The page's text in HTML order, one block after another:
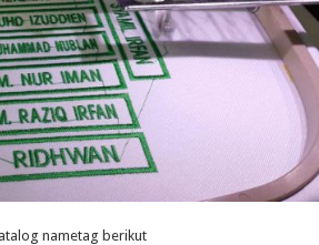
nametag berikut